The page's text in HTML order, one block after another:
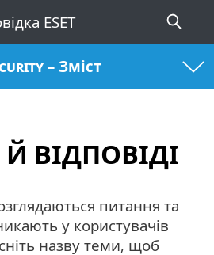
– Зміст
ВІДПОВІДІ
питання та
у користувачів
назву теми, щоб